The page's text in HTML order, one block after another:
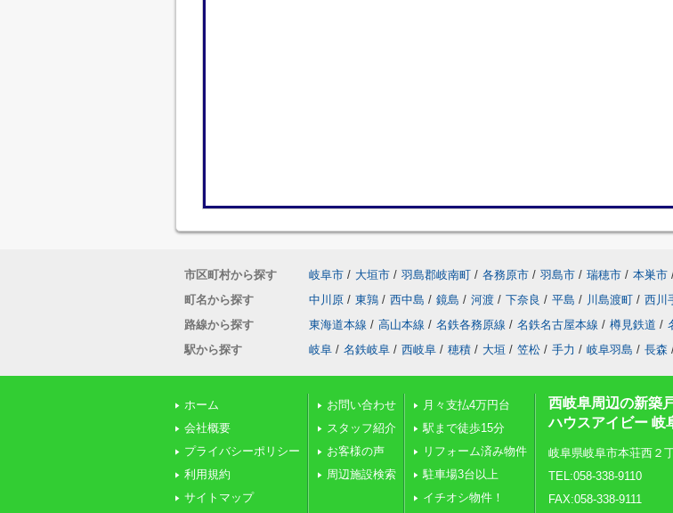
市区町村から探す 岐阜市 / 大垣市 / 羽島郡岐南町 / 各務原市 / 羽島市 / 瑞穂市 / 本巣市
町名から探す
中川原 / 東鶉 / 西中島 / 鏡島 / 河渡 / 下奈良 / 平島 / 川島渡町 / 西川
路線から探す
東海道本線 / 高山本線 / 名鉄各務原線 / 名鉄名古屋本線 / 樽見鉄道 /
駅から探す
岐阜 / 名鉄岐阜 / 西岐阜 / 穂積 / 大垣 / 笠松 / 手力 / 岐阜羽島 / 長森
ホーム
会社概要
プライバシーポリシー
利用規約
サイトマップ
お問い合わせ
スタッフ紹介
お客様の声
周辺施設検索
月々支払4万円台
駅まで徒歩15分
リフォーム済み物件
駐車場3台以上
イチオシ物件！
西岐阜周辺の新築
ハウスアイビー 岐
岐阜県岐阜市本荘西２
TEL:058-338-9110
FAX:058-338-9111